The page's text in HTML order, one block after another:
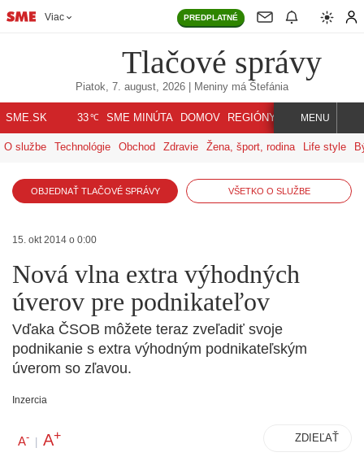
Viac PREDPLATNÉ
Tlačové správy
Piatok, 7. august, 2026 | Meniny má Štefánia
SME.SK 33℃ SME MINÚTA DOMOV REGIÓNY INDEX SVET
MENU
O službe Technológie Obchod Zdravie Žena, šport, rodina Life style
OBJEDNAŤ TLAČOVÉ SPRÁVY VŠETKO O SLUŽBE
15. okt 2014 o 0:00
Nová vlna extra výhodných
úverov pre podnikateľov
Vďaka ČSOB môžete teraz zveľadiť svoje
podnikanie s extra výhodným podnikateľským
úverom so zľavou.
Inzercia
A- | A+ ZDIEĽAŤ